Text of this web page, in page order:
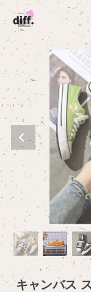
キャンバス